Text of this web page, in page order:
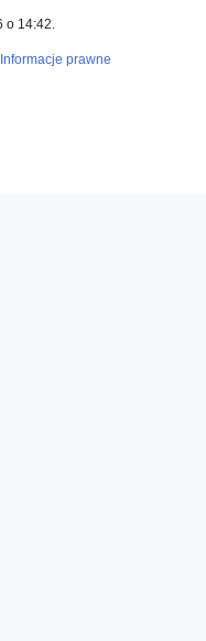
o 14:42.
Informacje prawne